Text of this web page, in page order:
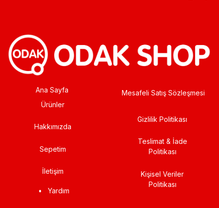
Ana Sayfa
Ürünler
Hakkımızda
Sepetim
İletişim
• Yardım
Mesafeli Satış Sözleşmesi
Gizlilik Politikası
Teslimat & İade
Politikası
Kişisel Veriler
Politikası